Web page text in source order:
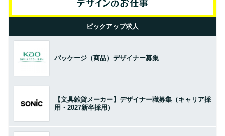
ピックアップ求人
パッケージ（商品）デザイナー募集
【文具雑貨メーカー】デザイナー職募集（キャリア採
用・2027新卒採用）